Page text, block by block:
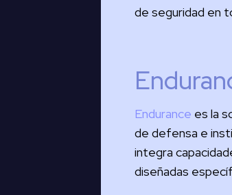
de seguridad en
Endurance es la
de defensa e
integra
diseñadas